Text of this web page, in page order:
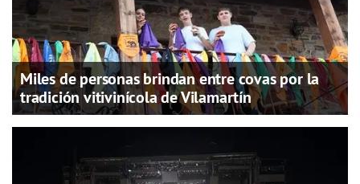
Miles de personas brindan entre covas por la
tradición vitivinícola de Vilamartín